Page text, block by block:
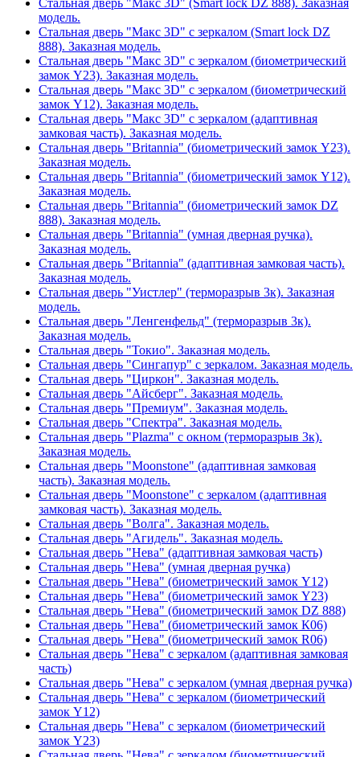
Стальная дверь "Макс 3D" (Smart lock DZ 888). Заказная
модель.
Стальная дверь "Макс 3D" с зеркалом (Smart lock DZ
888). Заказная модель.
Стальная дверь "Макс 3D" с зеркалом (биометрический
замок Y23). Заказная модель.
Стальная дверь "Макс 3D" с зеркалом (биометрический
замок Y12). Заказная модель.
Стальная дверь "Макс 3D" с зеркалом (адаптивная
замковая часть). Заказная модель.
Стальная дверь "Britannia" (биометрический замок Y23).
Заказная модель.
Стальная дверь "Britannia" (биометрический замок Y12).
Заказная модель.
Стальная дверь "Britannia" (биометрический замок DZ
888). Заказная модель.
Стальная дверь "Britannia" (умная дверная ручка).
Заказная модель.
Стальная дверь "Britannia" (адаптивная замковая часть).
Заказная модель.
Стальная дверь "Уистлер" (терморазрыв 3к). Заказная
модель.
Стальная дверь "Ленгенфельд" (терморазрыв 3к).
Заказная модель.
Стальная дверь "Токио". Заказная модель.
Стальная дверь "Сингапур" с зеркалом. Заказная модель.
Стальная дверь "Циркон". Заказная модель.
Стальная дверь "Айсберг". Заказная модель.
Стальная дверь "Премиум". Заказная модель.
Стальная дверь "Спектра". Заказная модель.
Стальная дверь "Plazma" с окном (терморазрыв 3к).
Заказная модель.
Стальная дверь "Moonstone" (адаптивная замковая
часть). Заказная модель.
Стальная дверь "Moonstone" с зеркалом (адаптивная
замковая часть). Заказная модель.
Стальная дверь "Волга". Заказная модель.
Стальная дверь "Агидель". Заказная модель.
Стальная дверь "Нева" (адаптивная замковая часть)
Стальная дверь "Нева" (умная дверная ручка)
Стальная дверь "Нева" (биометрический замок Y12)
Стальная дверь "Нева" (биометрический замок Y23)
Стальная дверь "Нева" (биометрический замок DZ 888)
Стальная дверь "Нева" (биометрический замок К06)
Стальная дверь "Нева" (биометрический замок R06)
Стальная дверь "Нева" с зеркалом (адаптивная замковая
часть)
Стальная дверь "Нева" с зеркалом (умная дверная ручка)
Стальная дверь "Нева" с зеркалом (биометрический
замок Y12)
Стальная дверь "Нева" с зеркалом (биометрический
замок Y23)